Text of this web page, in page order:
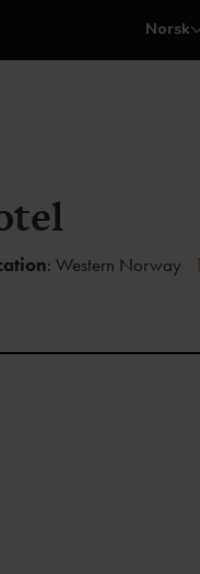
Norsk
: Western Norway